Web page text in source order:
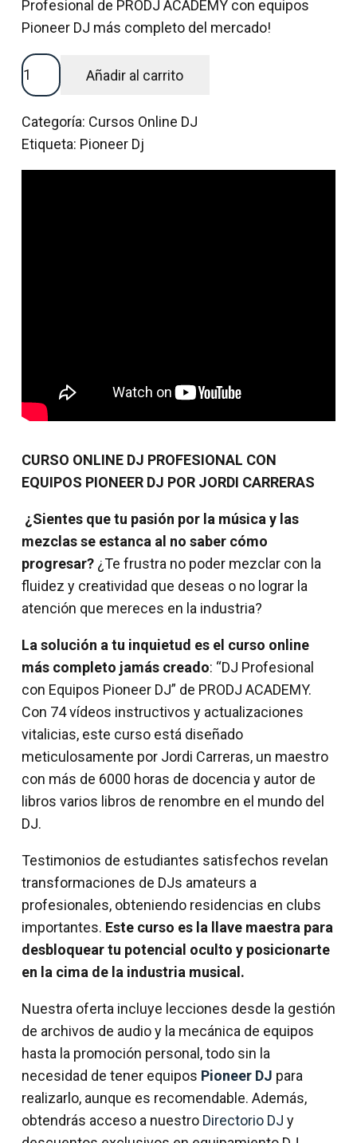
Profesional de PRODJ ACADEMY con equipos
Pioneer DJ más completo del mercado!
CURSO
ONLINE
PROFESIONAL
CON
EQUIPOS
Añadir al carrito
Categoría: Cursos Online DJ
Etiqueta: Pioneer Dj
CURSO ONLINE DJ PROFESIONAL CON
EQUIPOS PIONEER DJ POR JORDI CARRERAS
¿Sientes que tu pasión por la música y las
mezclas se estanca al no saber cómo
progresar? ¿Te frustra no poder mezclar con la
fluidez y creatividad que deseas o no lograr la
atención que mereces en la industria?
La solución a tu inquietud es el curso online
más completo jamás creado: “DJ Profesional
con Equipos Pioneer DJ” de PRODJ ACADEMY.
Con 74 vídeos instructivos y actualizaciones
vitalicias, este curso está diseñado
meticulosamente por Jordi Carreras, un maestro
con más de 6000 horas de docencia y autor de
libros varios libros de renombre en el mundo del
DJ.
Testimonios de estudiantes satisfechos revelan
transformaciones de DJs amateurs a
profesionales, obteniendo residencias en clubs
importantes. Este curso es la llave maestra para
desbloquear tu potencial oculto y posicionarte
en la cima de la industria musical.
Nuestra oferta incluye lecciones desde la gestión
de archivos de audio y la mecánica de equipos
hasta la promoción personal, todo sin la
necesidad de tener equipos Pioneer DJ para
realizarlo, aunque es recomendable. Además,
obtendrás acceso a nuestro Directorio DJ y